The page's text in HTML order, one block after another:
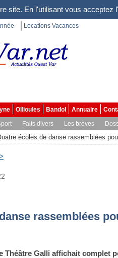
site. En l'utilisant vous acceptez
Locations Vacances
Ollioules Bandol Annuaire
Faits divers Les brèves
écoles de danse rassemblées
rassemblées
Théâtre Galli affichait complet